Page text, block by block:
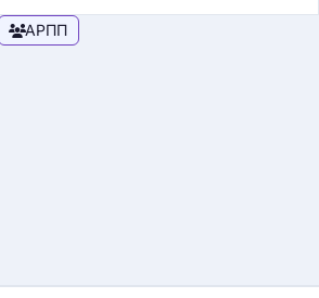
АРПП